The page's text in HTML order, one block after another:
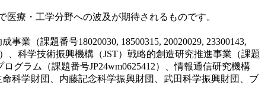
療・工学分野への波及が期待されるものです。
（課題番号18020030, 18500315, 20020029, 23300143,
）、科学技術振興機構（JST）戦略的創造研究推進事業（課題
グラム（課題番号JP24wm0625412）、情報通信研究機構
科学財団、内藤記念科学振興財団、武田科学振興財団、ブ